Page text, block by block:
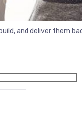
and deliver them